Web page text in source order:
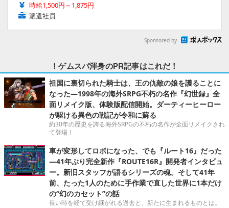
時給1,500円～1,875円
派遣社員
Sponsored by
！ゲムスパ渾身のPR記事はこれだ！
祖国に裏切られた騎士は、王の仇敵の娘を護ることに
なった―1998年の海外SRPG不朽の名作『幻世録』全
面リメイク版、体験版配信開始。ダーティーヒーロー
が駆ける異色の戦記が令和に蘇る
約30年の歴史を誇る海外SRPGの不朽の名作が全面リメイクされ
て登場！
車が変形してロボになった、でも『ルート16』だった
―41年ぶり完全新作『ROUTE16R』開発者インタビュ
ー。新旧スタッフが語るシリーズの魂。そして41年
前、たった1人のために手作業で直した世界に1本だけ
の“幻のカセット”の話
長い時を経て受け継がれる過去と、新たに生まれるものとは。